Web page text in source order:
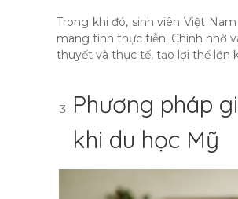
Trong khi đó, sinh viên Việt
mang tính thực tiễn. Chính nhờ
thuyết và thực tế, tạo lợi thế lớn
Phương pháp
khi du học Mỹ